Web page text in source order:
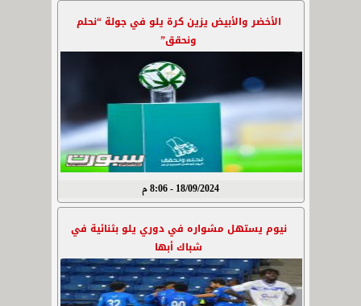
الأخضر والأبيض يزين كرة يلو في جولة “نحلم
ونحقق”
18/09/2024 - 8:06 م
نيوم يستهل مشواره في دوري يلو بثنائية في
شباك أبها